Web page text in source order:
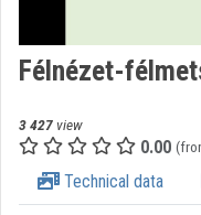
Organization playlists
Organizations
Félnézet-
3 427 view
0.00
Technical data